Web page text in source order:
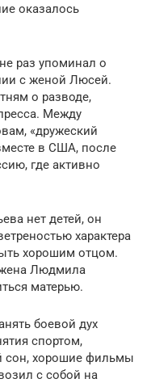
оказалось
раз упоминал о
с женой Люсей.
о разводе,
Между
«дружеский
в США, после
где активно
нет детей, он
характера
хорошим отцом.
жена Людмила
матерью.
боевой дух
спортом,
сон, хорошие фильмы
с собой на